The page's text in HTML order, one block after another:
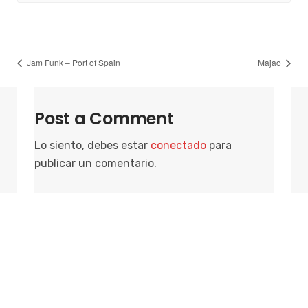
Jam Funk – Port of Spain Majao
Post a Comment
Lo siento, debes estar conectado para
publicar un comentario.